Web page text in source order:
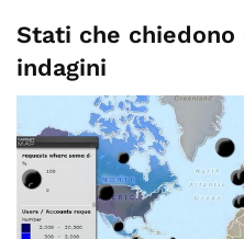
Stati che
indagini